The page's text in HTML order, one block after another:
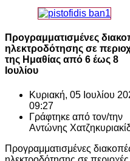
Προγραμματισμένες
ηλεκτροδότησης σε
της Ημαθίας από 6 έως 8
Ιουλίου
Κυριακή, 05 Ιουλίου
09:27
Γράφτηκε από τον/την
Αντώνης
Προγραμματισμένες